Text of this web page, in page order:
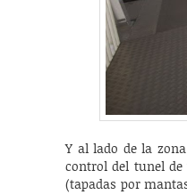
Y al lado de la
control del tunel
(tapadas por